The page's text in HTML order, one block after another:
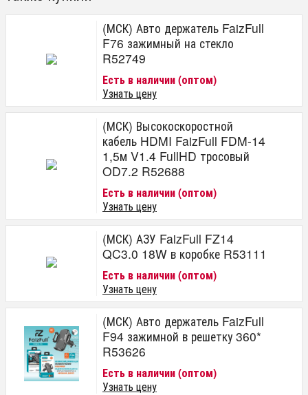
(МСК) Авто держатель FaizFull
F76 зажимный на стекло
R52749
Есть в наличии (оптом)
Узнать цену
(МСК) Высокоскоростной
кабель HDMI FaizFull FDM-14
1,5м V1.4 FullHD тросовый
OD7.2 R52688
Есть в наличии (оптом)
Узнать цену
(МСК) АЗУ FaizFull FZ14
QC3.0 18W в коробке R53111
Есть в наличии (оптом)
Узнать цену
(МСК) Авто держатель FaizFull
F94 зажимной в решетку 360*
R53626
Есть в наличии (оптом)
Узнать цену